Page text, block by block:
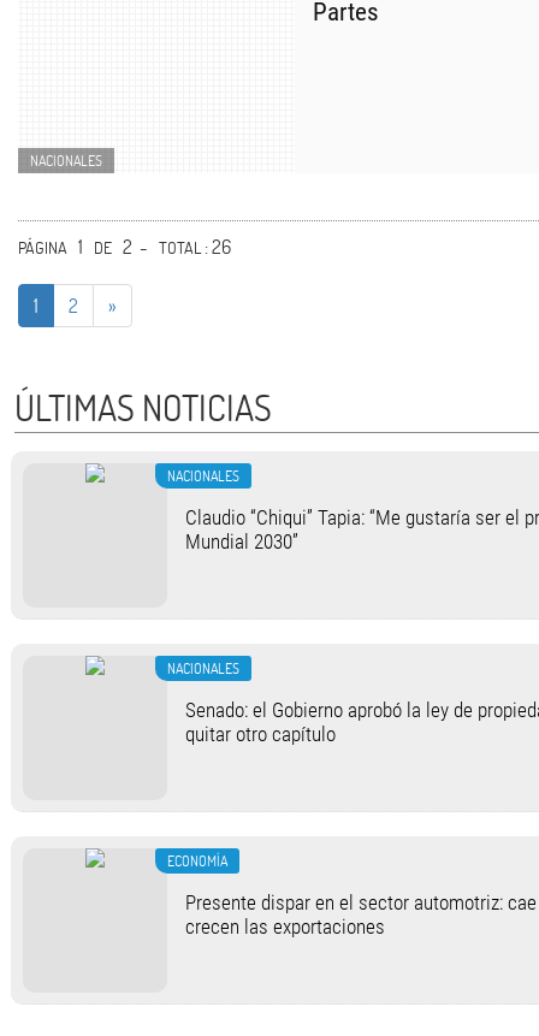
NACIONALES
Partes
PÁGINA 1 DE 2 - TOTAL: 26
1 2 »
ÚLTIMAS NOTICIAS
NACIONALES
Claudio “Chiqui” Tapia: “Me gustaría ser el
Mundial 2030”
NACIONALES
Senado: el Gobierno aprobó la ley de
quitar otro capítulo
ECONOMÍA
Presente dispar en el sector automotriz:
crecen las exportaciones